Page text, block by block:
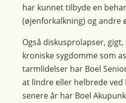
har kunnet tilbyde en
(øjenforkalkning) og andre
Også diskusprolapser,
kroniske sygdomme som
tarmlidelser har Boel
at lindre eller helbrede
senere år har Boel